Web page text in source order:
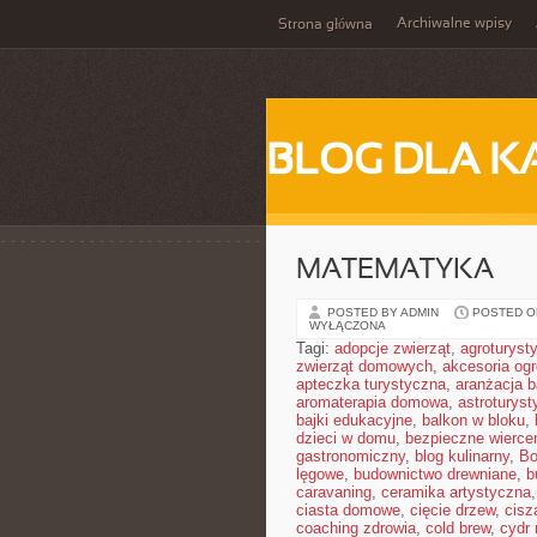
Strona główna Archiwalne wpisy
BLOG DLA
MATEMATYKA
POSTED BY ADMIN POSTED
WYŁĄCZONA
Tagi: adopcje zwierząt,
zwierząt domowych, akcesoria
apteczka turystyczna, aranżacja
aromaterapia domowa,
bajki edukacyjne, balkon w bloku,
dzieci w domu, bezpieczne
gastronomiczny, blog kulinarny,
lęgowe, budownictwo drewniane,
caravaning, ceramika artystyczna,
ciasta domowe, cięcie drzew,
coaching zdrowia, cold brew, cydr